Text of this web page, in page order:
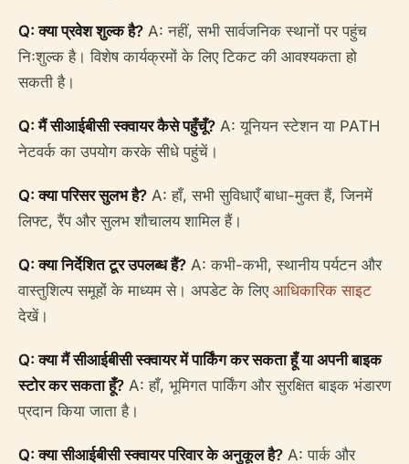
Q: क्या प्रवेश शुल्क है? A: नहीं, सभी सार्वजनिक स्थानों पर पहुंच
निःशुल्क है। विशेष कार्यक्रमों के लिए टिकट की आवश्यकता हो
सकती है।
Q: मैं सीआईबीसी स्क्वायर कैसे पहुँचूँ? A: यूनियन स्टेशन या PATH
नेटवर्क का उपयोग करके सीधे पहुंचें।
Q: क्या परिसर सुलभ है? A: हाँ, सभी सुविधाएँ बाधा-मुक्त हैं, जिनमें
लिफ्ट, रैंप और सुलभ शौचालय शामिल हैं।
Q: क्या निर्देशित टूर उपलब्ध हैं? A: कभी-कभी, स्थानीय पर्यटन और
वास्तुशिल्प समूहों के माध्यम से। अपडेट के लिए आधिकारिक साइट
देखें।
Q: क्या मैं सीआईबीसी स्क्वायर में पार्किंग कर सकता हूँ या अपनी बाइक
स्टोर कर सकता हूँ? A: हाँ, भूमिगत पार्किंग और सुरक्षित बाइक भंडारण
प्रदान किया जाता है।
Q: क्या सीआईबीसी स्क्वायर परिवार के अनुकूल है? A: पार्क और